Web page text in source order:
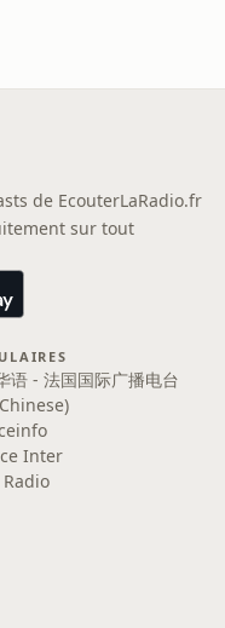
de EcouterLaRadio.fr
sur tout
语 - 法国国际广播电台
Inter
Radio